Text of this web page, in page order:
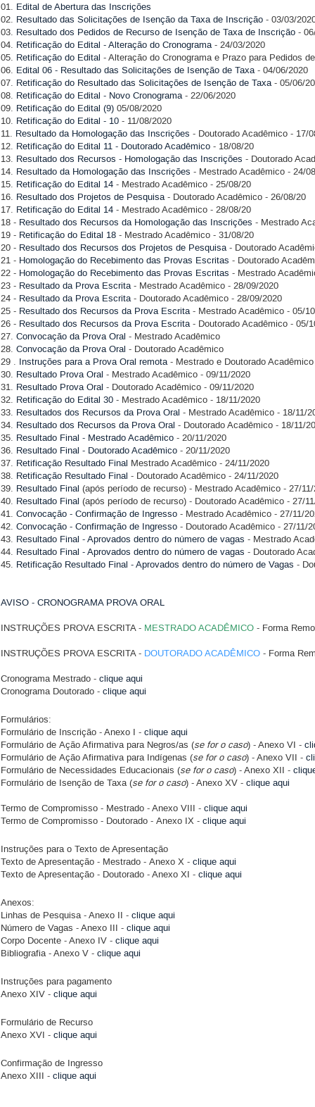
01. Edital de Abertura das Inscrições
02. Resultado das Solicitações de Isenção da Taxa de Inscrição - 03/03/
03. Resultado dos Pedidos de Recurso de Isenção de Taxa de Inscrição -
04. Retificação do Edital - Alteração do Cronograma- 24/03/2020
05. Retificação do Edital - Alteração do Cronograma e Prazo para Pedidos
06. Edital 06 - Resultado das Solicitações de Isenção de Taxa- 04/06/2020
07. Retificação do Resultado das Solicitações de Isenção de Taxa- 05/06/
08. Retificação do Edital - Novo Cronograma- 22/06/2020
09. Retificação do Edital (9) 05/08/2020
10. Retificação do Edital - 10 - 11/08/2020
11. Resultado da Homologação das Inscrições - Doutorado Acadêmico - 17/
12. Retificação do Edital 11 - Doutorado Acadêmico - 18/08/20
13. Resultado dos Recursos - Homologação das Inscrições - Doutorado
14. Resultado da Homologação das Inscrições - Mestrado Acadêmico - 24/
15. Retificação do Edital 14 - Mestrado Acadêmico - 25/08/20
16. Resultado dos Projetos de Pesquisa- Doutorado Acadêmico - 26/08/20
17. Retificação do Edital 14 - Mestrado Acadêmico - 28/08/20
18 - Resultado dos Recursos da Homologação das Inscrições - Mestrado
19 - Retificação do Edital 18 - Mestrado Acadêmico - 31/08/20
20 - Resultado dos Recursos dos Projetos de Pesquisa- Doutorado
21 - Homologação do Recebimento das Provas Escritas - Doutorado
22 - Homologação do Recebimento das Provas Escritas - Mestrado
23 - Resultado da Prova Escrita- Mestrado Acadêmico - 28/09/2020
24 - Resultado da Prova Escrita- Doutorado Acadêmico - 28/09/2020
25 - Resultado dos Recursos da Prova Escrita- Mestrado Acadêmico - 05/
26 - Resultado dos Recursos da Prova Escrita- Doutorado Acadêmico - 05/
27. Convocação da Prova Oral - Mestrado Acadêmico
28. Convocação da Prova Oral - Doutorado Acadêmico
29 . Instruções para a Prova Oral remota- Mestrado e Doutorado Acadêmico
30. Resultado Prova Oral - Mestrado Acadêmico - 09/11/2020
31. Resultado Prova Oral - Doutorado Acadêmico - 09/11/2020
32. Retificação do Edital 30 - Mestrado Acadêmico - 18/11/2020
33. Resultados dos Recursos da Prova Oral - Mestrado Acadêmico - 18/11/
34. Resultado dos Recursos da Prova Oral - Doutorado Acadêmico - 18/11/
35. Resultado Final - Mestrado Acadêmico - 20/11/2020
36. Resultado Final - Doutorado Acadêmico - 20/11/2020
37. Retificação Resultado Final Mestrado Acadêmico - 24/11/2020
38. Retificação Resultado Final - Doutorado Acadêmico - 24/11/2020
39. Resultado Final (após período de recurso) - Mestrado Acadêmico - 27/
40. Resultado Final (após período de recurso) - Doutorado Acadêmico - 27/
41. Convocação - Confirmação de Ingresso - Mestrado Acadêmico - 27/11/
42. Convocação - Confirmação de Ingresso - Doutorado Acadêmico - 27/11/
43. Resultado Final - Aprovados dentro do número de vagas - Mestrado
44. Resultado Final - Aprovados dentro do número de vagas - Doutorado
45. Retificação Resultado Final - Aprovados dentro do número de Vagas -
AVISO - CRONOGRAMA PROVA ORAL
INSTRUÇÕES PROVA ESCRITA - MESTRADO ACADÊMICO - Forma
INSTRUÇÕES PROVA ESCRITA - DOUTORADO ACADÊMICO - Forma
Cronograma Mestrado - clique aqui
Cronograma Doutorado - clique aqui
Formulários:
Formulário de Inscrição - Anexo I - clique aqui
Formulário de Ação Afirmativa para Negros/as (se for o caso) - Anexo VI -
Formulário de Ação Afirmativa para Indígenas (se for o caso) - Anexo VII -
Formulário de Necessidades Educacionais (se for o caso) - Anexo XII -
Formulário de Isenção de Taxa (se for o caso) - Anexo XV - clique aqui
Termo de Compromisso - Mestrado - Anexo VIII - clique aqui
Termo de Compromisso - Doutorado - Anexo IX - clique aqui
Instruções para o Texto de Apresentação
Texto de Apresentação - Mestrado - Anexo X - clique aqui
Texto de Apresentação - Doutorado - Anexo XI - clique aqui
Anexos:
Linhas de Pesquisa - Anexo II - clique aqui
Número de Vagas - Anexo III - clique aqui
Corpo Docente - Anexo IV - clique aqui
Bibliografia - Anexo V - clique aqui
Instruções para pagamento
Anexo XIV - clique aqui
Formulário de Recurso
Anexo XVI - clique aqui
Confirmação de Ingresso
Anexo XIII - clique aqui